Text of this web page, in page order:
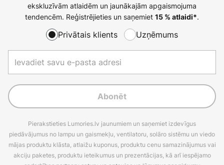
ekskluzīvām atlaidēm un jaunākajām apgaismojuma
tendencēm. Reģistrējieties un saņemiet 15 % atlaidi*.
Privātais klients Uzņēmums
Abonēt
Pierakstieties Lumories.lv jaunumiem un saņemiet izdevīgus
piedāvājumus no lampu un gaismekļu, ventilatoru, solāro sistēmu un viedo
mājas produktu klāsta, atlaižu kuponus, produktu cenu samazinājumus vai
akciju paketes, produktu ieteikumus un prezentācijas, kā arī iespējamo